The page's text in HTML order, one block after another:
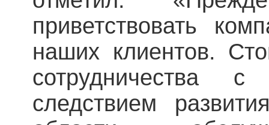
приветствовать
наших клиентов.
сотрудничества
следствием